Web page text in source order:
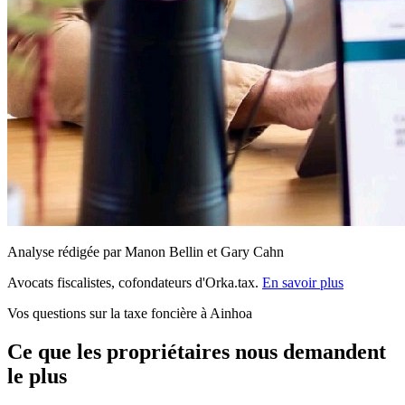
Analyse rédigée par Manon Bellin et Gary Cahn
Avocats fiscalistes, cofondateurs d'Orka.tax. En savoir plus
Vos questions sur la taxe foncière à Ainhoa
Ce que les propriétaires nous demandent
le plus